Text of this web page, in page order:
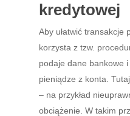
kredytowej
Aby ułatwić transakcje
korzysta z tzw.
podaje dane bankowe
pieniądze z konta.
– na przykład
obciążenie. W takim